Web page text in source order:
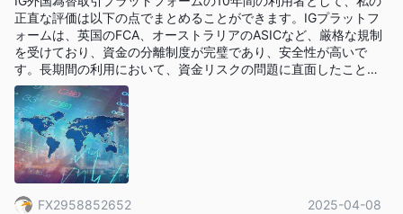
正直な評価は以下の点でまとめることができます。IGプラットフ
ォームは、英国のFCA、オーストラリアのASICなど、厳格な規制
を受けており、資金の分離制度が完璧であり、安全性が高いで
す。長期間の利用において、資金リスクの問題に直面したことは
ありません。プラットフォームの製品は、外国為替、株価指数、
商品などをカバーしており、多様な投資ニーズに対応していま
す。取引システムの安定性は比較的高く、スリッページの制御は
他の多くのプラットフォームよりも優れています。特にプロフェ
ッショナル版のツールと市場分析リソースは、経験豊富なトレー
ダーに大きな助けとなります。 2015年の「スイスフランのブラッ
クスワン」事件では、IGは自身のリスクを優先し、顧客のストッ
プロスを遅延させて巨額の損失を招きました。これは規制には合
FX2958852652 2025-04-08